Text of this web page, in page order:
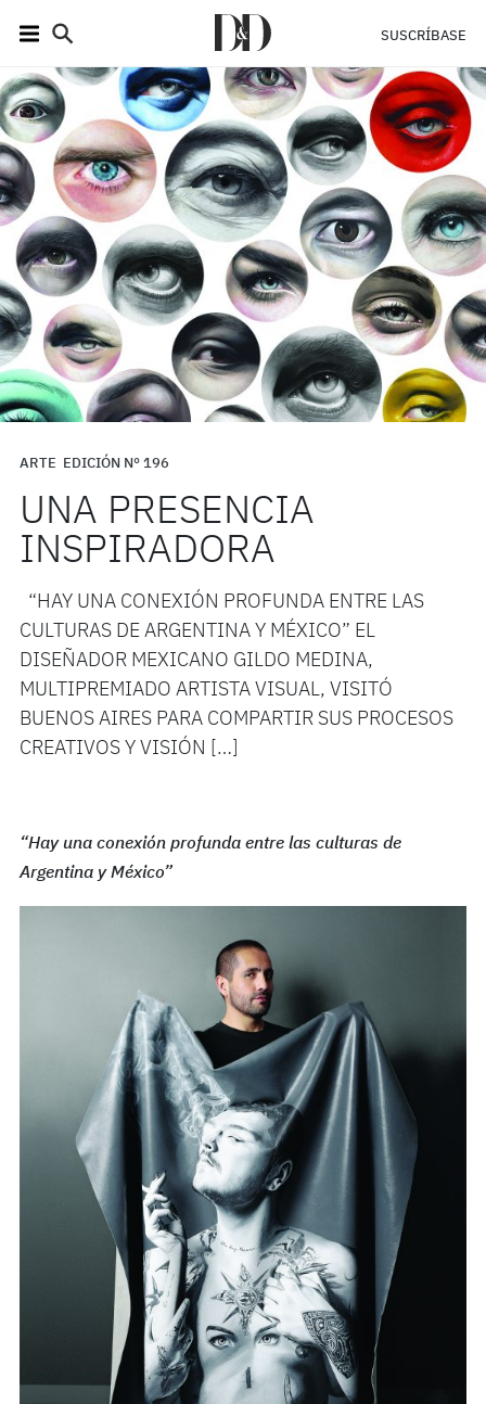
SUSCRÍBASE
ARTE EDICIÓN N° 196
UNA PRESENCIA
INSPIRADORA
“HAY UNA CONEXIÓN PROFUNDA ENTRE LAS
CULTURAS DE ARGENTINA Y MÉXICO” EL
DISEÑADOR MEXICANO GILDO MEDINA,
MULTIPREMIADO ARTISTA VISUAL, VISITÓ
BUENOS AIRES PARA COMPARTIR SUS PROCESOS
CREATIVOS Y VISIÓN […]
“Hay una conexión profunda entre las culturas de
Argentina y México”